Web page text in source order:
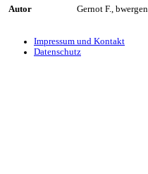
Autor
Gernot F., bwergen
Impressum und Kontakt
Datenschutz